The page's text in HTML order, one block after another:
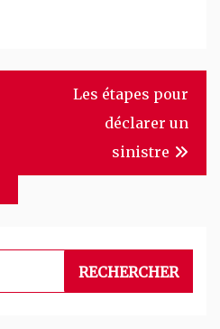
Les étapes pour
déclarer un
sinistre